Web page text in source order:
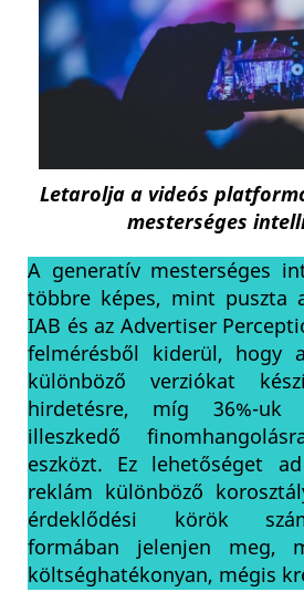
Letarolja a videós
mesterséges
A generatív mesterséges
többre képes, mint puszta
IAB és az Advertiser
felmérésből kiderül, hogy
különböző verziókat
hirdetésre, míg 36%-uk
illeszkedő
eszközt. Ez lehetőséget
reklám különböző
érdeklődési körök
formában jelenjen meg,
költséghatékonyan, mégis